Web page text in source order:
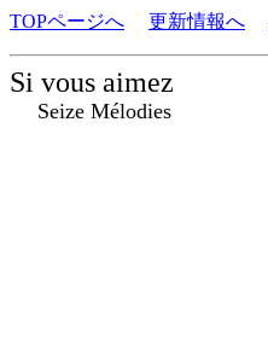
TOPページへ 更新情報へ
Si vous aimez
Seize Mélodies